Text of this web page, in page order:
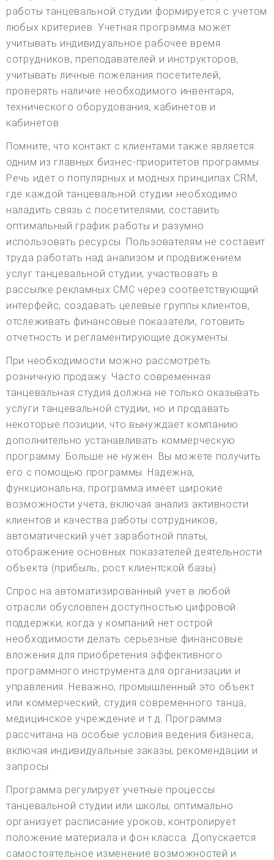
работы танцевальной студии формируется с учетом
любых критериев. Учетная программа может
учитывать индивидуальное рабочее время
сотрудников, преподавателей и инструкторов,
учитывать личные пожелания посетителей,
проверять наличие необходимого инвентаря,
технического оборудования, кабинетов и
кабинетов.
Помните, что контакт с клиентами также является
одним из главных бизнес-приоритетов программы.
Речь идет о популярных и модных принципах CRM,
где каждой танцевальной студии необходимо
наладить связь с посетителями, составить
оптимальный график работы и разумно
использовать ресурсы. Пользователям не составит
труда работать над анализом и продвижением
услуг танцевальной студии, участвовать в
рассылке рекламных СМС через соответствующий
интерфейс, создавать целевые группы клиентов,
отслеживать финансовые показатели, готовить
отчетность и регламентирующие документы.
При необходимости можно рассмотреть
розничную продажу. Часто современная
танцевальная студия должна не только оказывать
услуги танцевальной студии, но и продавать
некоторые позиции, что вынуждает компанию
дополнительно устанавливать коммерческую
программу. Больше не нужен. Вы можете получить
его с помощью программы. Надежна,
функциональна, программа имеет широкие
возможности учета, включая анализ активности
клиентов и качества работы сотрудников,
автоматический учет заработной платы,
отображение основных показателей деятельности
объекта (прибыль, рост клиентской базы).
Спрос на автоматизированный учет в любой
отрасли обусловлен доступностью цифровой
поддержки, когда у компаний нет острой
необходимости делать серьезные финансовые
вложения для приобретения эффективного
программного инструмента для организации и
управления. Неважно, промышленный это объект
или коммерческий, студия современного танца,
медицинское учреждение и т.д. Программа
рассчитана на особые условия ведения бизнеса,
включая индивидуальные заказы, рекомендации и
запросы.
Программа регулирует учетные процессы
танцевальной студии или школы, оптимально
организует расписание уроков, контролирует
положение материала и фон класса. Допускается
самостоятельное изменение возможностей и